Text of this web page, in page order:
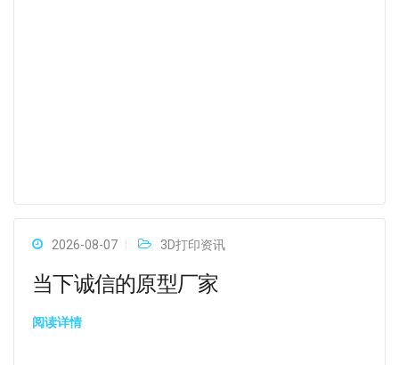
2026-08-07 3D打印资讯
当下诚信的原型厂家
阅读详情